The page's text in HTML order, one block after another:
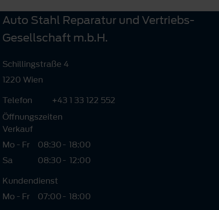
Auto Stahl Reparatur und Vertriebs-
Gesellschaft m.b.H.
Schillingstraße 4
1220 Wien
Telefon
+43 1 33 122 552
Öffnungszeiten
Verkauf
Mo - Fr
08:30- 18:00
Sa
08:30- 12:00
Kundendienst
Mo - Fr
07:00- 18:00